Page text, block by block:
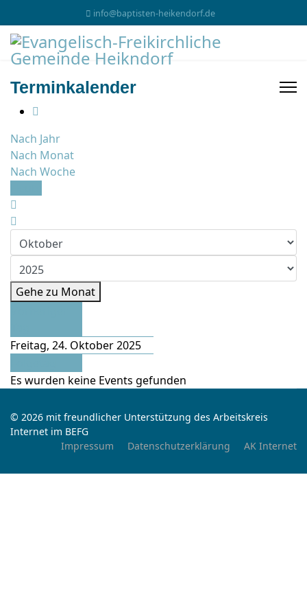
info@baptisten-heikendorf.de
Terminkalender
Nach Jahr
Nach Monat
Nach Woche
Gehe zu Monat
Freitag, 24. Oktober 2025
Es wurden keine Events gefunden
© 2026 mit freundlicher Unterstützung des Arbeitskreis
Internet im BEFG
Impressum
Datenschutzerklärung AK Internet